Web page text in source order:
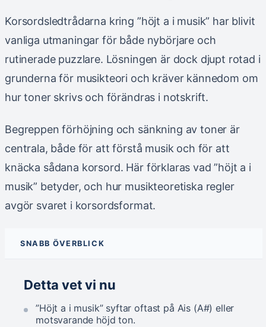
Korsordsledtrådarna kring ”höjt a i musik” har blivit
vanliga utmaningar för både nybörjare och
rutinerade puzzlare. Lösningen är dock djupt rotad i
grunderna för musikteori och kräver kännedom om
hur toner skrivs och förändras i notskrift.
Begreppen förhöjning och sänkning av toner är
centrala, både för att förstå musik och för att
knäcka sådana korsord. Här förklaras vad ”höjt a i
musik” betyder, och hur musikteoretiska regler
avgör svaret i korsordsformat.
SNABB ÖVERBLICK
Detta vet vi nu
”Höjt a i musik” syftar oftast på Ais (A#) eller
motsvarande höjd ton.